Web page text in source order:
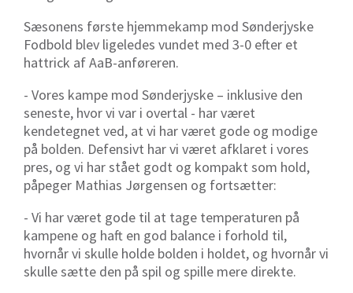
Sæsonens første hjemmekamp mod Sønderjyske
Fodbold blev ligeledes vundet med 3-0 efter et
hattrick af AaB-anføreren.
- Vores kampe mod Sønderjyske – inklusive den
seneste, hvor vi var i overtal - har været
kendetegnet ved, at vi har været gode og modige
på bolden. Defensivt har vi været afklaret i vores
pres, og vi har stået godt og kompakt som hold,
påpeger Mathias Jørgensen og fortsætter:
- Vi har været gode til at tage temperaturen på
kampene og haft en god balance i forhold til,
hvornår vi skulle holde bolden i holdet, og hvornår vi
skulle sætte den på spil og spille mere direkte.